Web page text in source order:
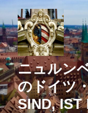
コ
ン
テ
ン
ツ
へ
ス
キ
ニュルン
のドイツ
SIND, IST